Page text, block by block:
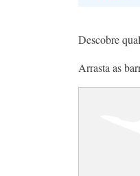
Descobre
Arrasta as